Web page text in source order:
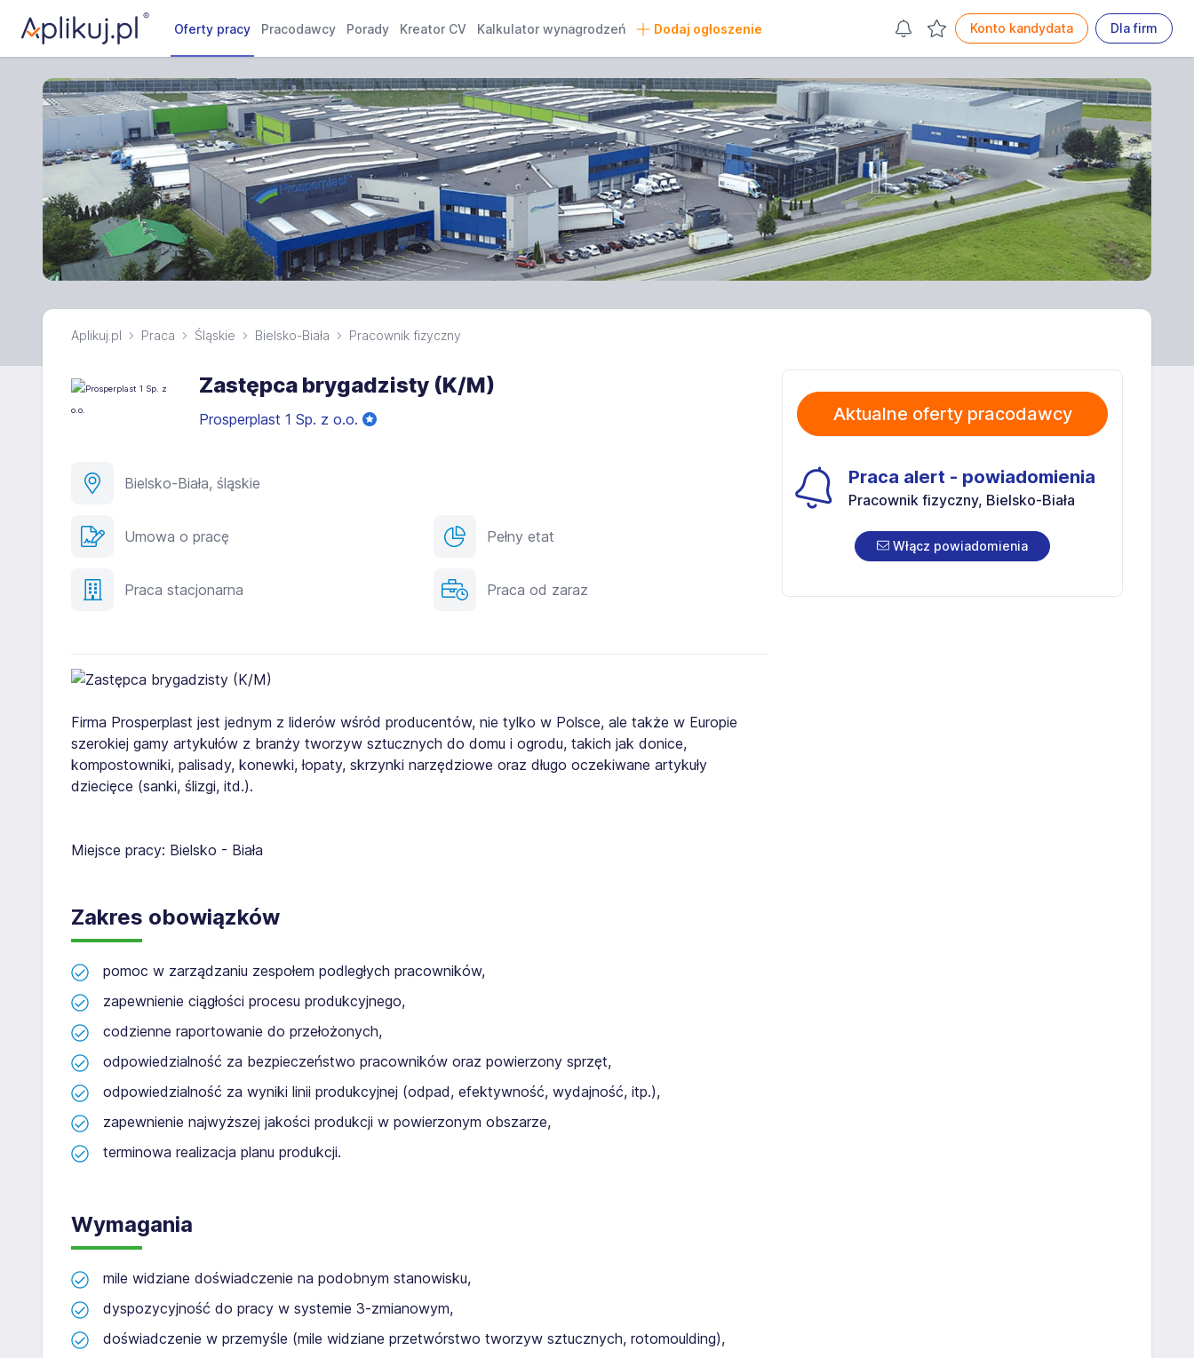
Oferty pracy Pracodawcy Porady Kreator CV Kalkulator wynagrodzeń Dodaj ogłoszenie Konto kandydata Dla firm
Aplikuj.pl Praca Śląskie Bielsko-Biała Pracownik fizyczny
Zastępca brygadzisty (K/M)
Prosperplast 1 Sp. z o.o.
Bielsko-Biała, śląskie
Umowa o pracę Pełny etat
Praca stacjonarna Praca od zaraz
Firma Prosperplast jest jednym z liderów wśród producentów, nie tylko w Polsce, ale także w Europie
szerokiej gamy artykułów z branży tworzyw sztucznych do domu i ogrodu, takich jak donice,
kompostowniki, palisady, konewki, łopaty, skrzynki narzędziowe oraz długo oczekiwane artykuły
dziecięce (sanki, ślizgi, itd.).
Miejsce pracy: Bielsko - Biała
Zakres obowiązków
pomoc w zarządzaniu zespołem podległych pracowników,
zapewnienie ciągłości procesu produkcyjnego,
codzienne raportowanie do przełożonych,
odpowiedzialność za bezpieczeństwo pracowników oraz powierzony sprzęt,
odpowiedzialność za wyniki linii produkcyjnej (odpad, efektywność, wydajność, itp.),
zapewnienie najwyższej jakości produkcji w powierzonym obszarze,
terminowa realizacja planu produkcji.
Wymagania
mile widziane doświadczenie na podobnym stanowisku,
dyspozycyjność do pracy w systemie 3-zmianowym,
doświadczenie w przemyśle (mile widziane przetwórstwo tworzyw sztucznych, rotomoulding),
Aktualne oferty pracodawcy
Praca alert - powiadomienia
Pracownik fizyczny, Bielsko-Biała
Włącz powiadomienia